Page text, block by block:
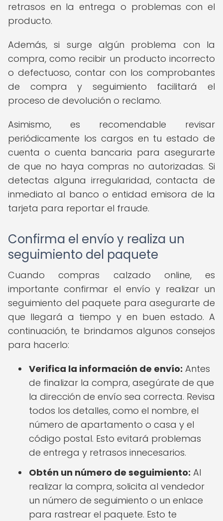
retrasos en la entrega o problemas con el
producto.
Además, si surge algún problema con la
compra, como recibir un producto incorrecto
o defectuoso, contar con los comprobantes
de compra y seguimiento facilitará el
proceso de devolución o reclamo.
Asimismo, es recomendable revisar
periódicamente los cargos en tu estado de
cuenta o cuenta bancaria para asegurarte
de que no haya compras no autorizadas. Si
detectas alguna irregularidad, contacta de
inmediato al banco o entidad emisora de la
tarjeta para reportar el fraude.
Confirma el envío y realiza un
seguimiento del paquete
Cuando compras calzado online, es
importante confirmar el envío y realizar un
seguimiento del paquete para asegurarte de
que llegará a tiempo y en buen estado. A
continuación, te brindamos algunos consejos
para hacerlo:
Verifica la información de envío: Antes
de finalizar la compra, asegúrate de que
la dirección de envío sea correcta. Revisa
todos los detalles, como el nombre, el
número de apartamento o casa y el
código postal. Esto evitará problemas
de entrega y retrasos innecesarios.
Obtén un número de seguimiento: Al
realizar la compra, solicita al vendedor
un número de seguimiento o un enlace
para rastrear el paquete. Esto te